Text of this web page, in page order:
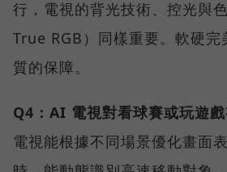
行，電視的背光技術、控光與
True RGB）同樣重要。軟硬完
質的保障。
Q4：AI 電視對看球賽或玩遊
電視能根據不同場景優化畫面